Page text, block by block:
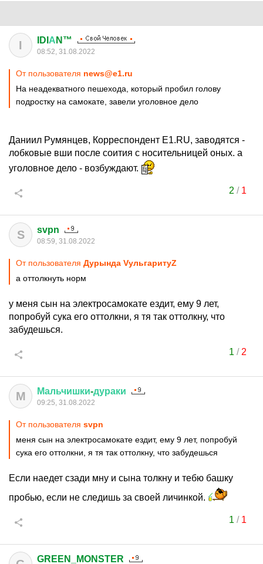
I IDI А N™
08:52, 31.08.2022
От пользователя news@e1.ru
На неадекватного пешехода, который пробил голову
подростку на самокате, завели уголовное дело
Даниил Румянцев, Корреспондент E1.RU, заводятся -
лобковые вши после соития с носительницей оных. а
уголовное дело - возбуждают.
2 / 1
S svpn
08:59, 31.08.2022
От пользователя Дурында VульгаритуZ
а оттолкнуть норм
у меня сын на электросамокате ездит, ему 9 лет,
попробуй сука его оттолкни, я тя так оттолкну, что
забудешься.
1 / 2
М Мальчишки-дураки
09:25, 31.08.2022
От пользователя svpn
меня сын на электросамокате ездит, ему 9 лет, попробуй
сука его оттолкни, я тя так оттолкну, что забудешься
Если наедет сзади мну и сына толкну и тебю башку
пробью, если не следишь за своей личинкой.
1 / 1
GREEN_MONSTER